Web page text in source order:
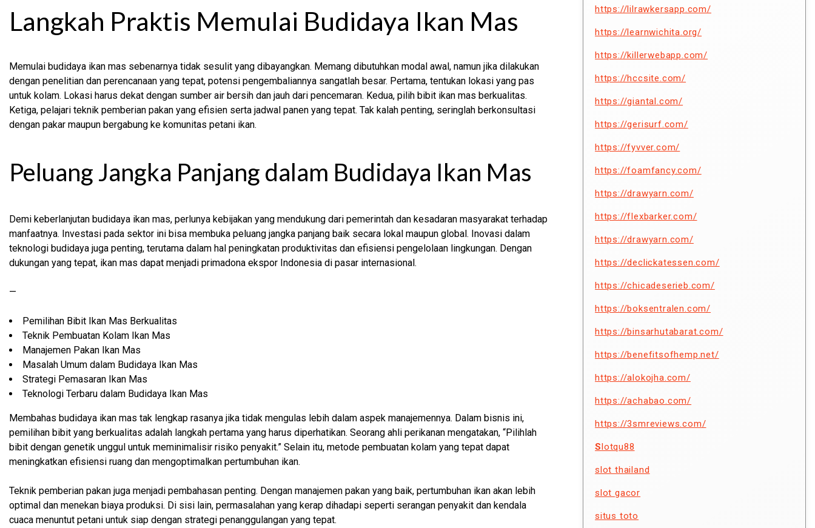
Langkah Praktis Memulai Budidaya Ikan Mas
Memulai budidaya ikan mas sebenarnya tidak sesulit yang dibayangkan. Memang dibutuhkan modal awal, namun jika dilakukan
dengan penelitian dan perencanaan yang tepat, potensi pengembaliannya sangatlah besar. Pertama, tentukan lokasi yang pas
untuk kolam. Lokasi harus dekat dengan sumber air bersih dan jauh dari pencemaran. Kedua, pilih bibit ikan mas berkualitas.
Ketiga, pelajari teknik pemberian pakan yang efisien serta jadwal panen yang tepat. Tak kalah penting, seringlah berkonsultasi
dengan pakar maupun bergabung ke komunitas petani ikan.
Peluang Jangka Panjang dalam Budidaya Ikan Mas
Demi keberlanjutan budidaya ikan mas, perlunya kebijakan yang mendukung dari pemerintah dan kesadaran masyarakat terhadap
manfaatnya. Investasi pada sektor ini bisa membuka peluang jangka panjang baik secara lokal maupun global. Inovasi dalam
teknologi budidaya juga penting, terutama dalam hal peningkatan produktivitas dan efisiensi pengelolaan lingkungan. Dengan
dukungan yang tepat, ikan mas dapat menjadi primadona ekspor Indonesia di pasar internasional.
—
Pemilihan Bibit Ikan Mas Berkualitas
Teknik Pembuatan Kolam Ikan Mas
Manajemen Pakan Ikan Mas
Masalah Umum dalam Budidaya Ikan Mas
Strategi Pemasaran Ikan Mas
Teknologi Terbaru dalam Budidaya Ikan Mas
Membahas budidaya ikan mas tak lengkap rasanya jika tidak mengulas lebih dalam aspek manajemennya. Dalam bisnis ini,
pemilihan bibit yang berkualitas adalah langkah pertama yang harus diperhatikan. Seorang ahli perikanan mengatakan, “Pilihlah
bibit dengan genetik unggul untuk meminimalisir risiko penyakit.” Selain itu, metode pembuatan kolam yang tepat dapat
meningkatkan efisiensi ruang dan mengoptimalkan pertumbuhan ikan.
Teknik pemberian pakan juga menjadi pembahasan penting. Dengan manajemen pakan yang baik, pertumbuhan ikan akan lebih
optimal dan menekan biaya produksi. Di sisi lain, permasalahan yang kerap dihadapi seperti serangan penyakit dan kendala
cuaca menuntut petani untuk siap dengan strategi penanggulangan yang tepat.
https://lilrawkersapp.com/
https://learnwichita.org/
https://killerwebapp.com/
https://hccsite.com/
https://giantal.com/
https://gerisurf.com/
https://fyvver.com/
https://foamfancy.com/
https://drawyarn.com/
https://flexbarker.com/
https://drawyarn.com/
https://declickatessen.com/
https://chicadeserieb.com/
https://boksentralen.com/
https://binsarhutabarat.com/
https://benefitsofhemp.net/
https://alokojha.com/
https://achabao.com/
https://3smreviews.com/
Slotqu88
slot thailand
slot gacor
situs toto